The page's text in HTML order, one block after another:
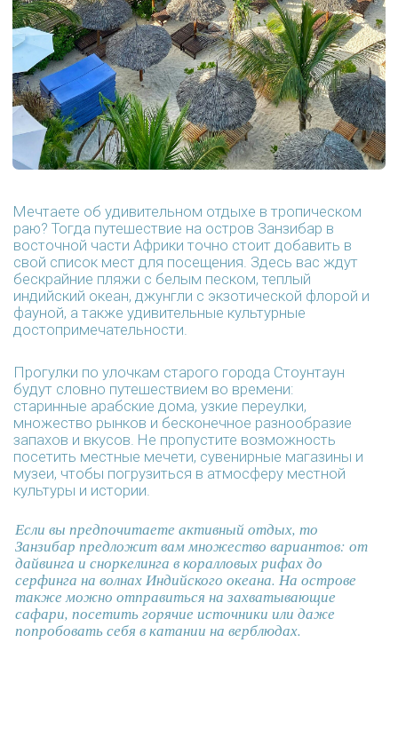
Если вы предпочитаете активный отдых, то
Занзибар предложит вам множество вариантов: от
дайвинга и сноркелинга в коралловых рифах до
серфинга на волнах Индийского океана. На острове
также можно отправиться на захватывающие
сафари, посетить горячие источники или даже
попробовать себя в катании на верблюдах.
ЗАНЗИБАР — ЭТО МЕСТО, ГДЕ СБЫВАЮТСЯ
МЕЧТЫ О РАЙСКОМ ОТДЫХЕ. ПРИГЛАШАЕМ ВАС
ОТПРАВИТЬСЯ В ЭТО УДИВИТЕЛЬНОЕ
ПУТЕШЕСТВИЕ С НАМИ И СОЗДАТЬ
НЕЗАБЫВАЕМЫЕ ВОСПОМИНАНИЯ О ПРЕКРАСНОМ
ВРЕМЕНИ, ПРОВЕДЕННОМ НА ЭТОМ ВОЛШЕБНОМ
ОСТРОВЕ!"